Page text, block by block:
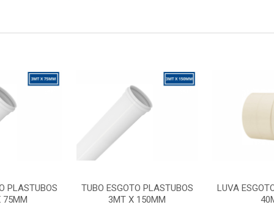
PLASTUBOS
75MM
TUBO ESGOTO PLASTUBOS
3MT X 150MM
LUVA